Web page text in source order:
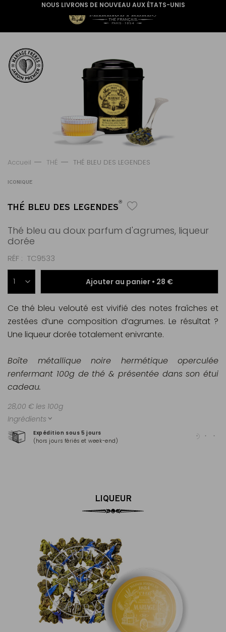
NOUS LIVRONS DE NOUVEAU AUX ÉTATS-UNIS
Accueil THÉ THÉ BLEU DES LEGENDES
ICONIQUE
THÉ BLEU DES LEGENDES®
Thé bleu au doux parfum d'agrumes, liqueur
dorée
RÉF TC9533
Ajouter au panier • 28 €
Expédition sous 5 jours
(hors jours fériés et week-end)
Ce thé bleu velouté est vivifié des notes fraîches et
zestées d’une composition d’agrumes. Le résultat ?
Une liqueur dorée totalement enivrante.
Boîte métallique noire hermétique operculée
renfermant 100g de thé & présentée dans son étui
cadeau.
28,00 € les 100g
Ingrédients
LIQUEUR